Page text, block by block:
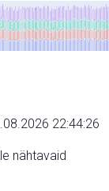
22:44:26
nähtavaid